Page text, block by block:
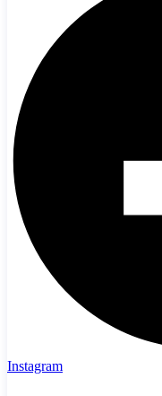
Instagram